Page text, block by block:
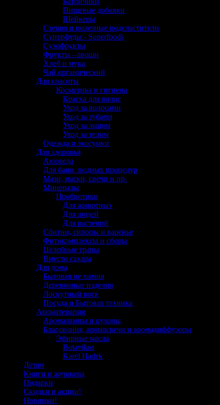
Пищевые добавки
Шейкеры
Стевия и полезные подсластители
Суперфуды - Superfoods
Сухофрукты
Фрукты - овощи
Хлеб и мука
Чай органический
Для красоты
Косметика и гигиена
Краска для волос
Уход за волосами
Уход за зубами
Уход за лицом
Уход за телом
Одежда и экосумки
Для здоровья
Аюрведа
Для бани, водных процедур
Мази, маски, свечи и пр.
Минералы
Пробиотики
Для животных
Для людей
Для растений
Сбитни, сиропы и варенье
Фитокомплексы и сборы
Целебные травы
Вместо сахара
Для дома
Бытовая не химия
Деревянные изделия
Лоскутный воск
Посуда и Бытовая техника
Ароматерапия
Аромалампы и кулоны
Благовония, аромасвечи и аромадиффузоры
Эфирные масла
Botavikos
Karel Hadek
Детям
Книги и журналы
Подарки
Скидки и акции!
Новинки!